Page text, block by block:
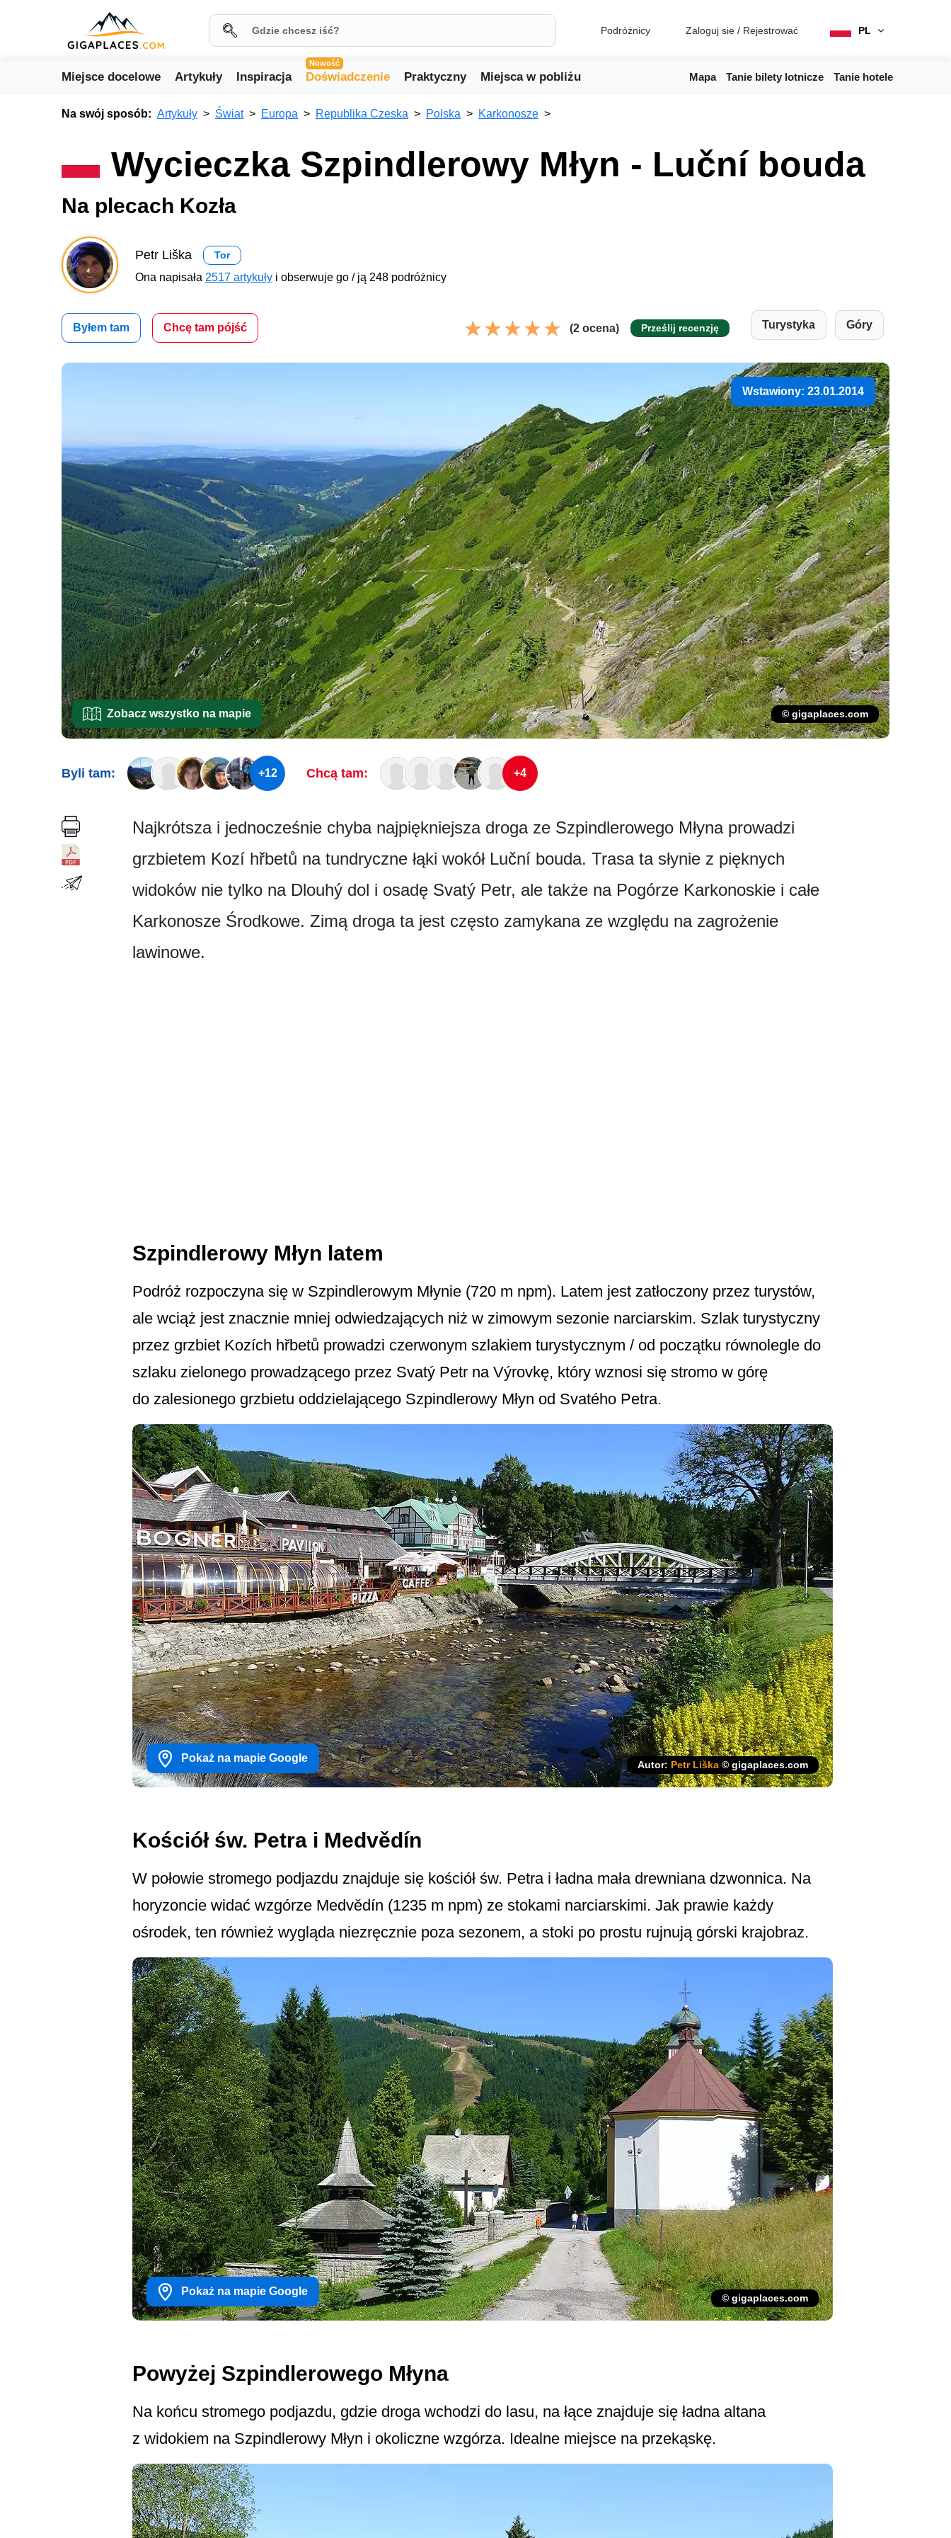
Podróżnicy Zaloguj sie / Rejestrować PL
Miejsce docelowe Artykuły Inspiracja
Nowość
Doświadczenie Praktyczny Miejsca w pobliżu Mapa Tanie bilety lotnicze Tanie hotele
Na swój sposób: Artykuły Świat Europa Republika Czeska Polska Karkonosze
Wycieczka Szpindlerowy Młyn - Luční bouda
Na plecach Kozła
Petr Liška Tor
Ona napisała 2517 artykuły i obserwuje go / ją 248 podróżnicy
Byłem tam Chcę tam pójść (2 ocena) Prześlij recenzję Turystyka Góry
Wstawiony: 23.01.2014
Zobacz wszystko na mapie © gigaplaces.com
Byli tam: +12 Chcą tam: +4
Najkrótsza i jednocześnie chyba najpiękniejsza droga ze Szpindlerowego Młyna prowadzi
grzbietem Kozí hřbetů na tundryczne łąki wokół Luční bouda. Trasa ta słynie z pięknych
widoków nie tylko na Dlouhý dol i osadę Svatý Petr, ale także na Pogórze Karkonoskie i całe
Karkonosze Środkowe. Zimą droga ta jest często zamykana ze względu na zagrożenie
lawinowe.
Szpindlerowy Młyn latem
Podróż rozpoczyna się w Szpindlerowym Młynie (720 m npm). Latem jest zatłoczony przez turystów,
ale wciąż jest znacznie mniej odwiedzających niż w zimowym sezonie narciarskim. Szlak turystyczny
przez grzbiet Kozích hřbetů prowadzi czerwonym szlakiem turystycznym / od początku równolegle do
szlaku zielonego prowadzącego przez Svatý Petr na Výrovkę, który wznosi się stromo w górę
do zalesionego grzbietu oddzielającego Szpindlerowy Młyn od Svatého Petra.
Pokaż na mapie Google
Autor: Petr Liška © gigaplaces.com
Kościół św. Petra i Medvědín
W połowie stromego podjazdu znajduje się kościół św. Petra i ładna mała drewniana dzwonnica. Na
horyzoncie widać wzgórze Medvědín (1235 m npm) ze stokami narciarskimi. Jak prawie każdy
ośrodek, ten również wygląda niezręcznie poza sezonem, a stoki po prostu rujnują górski krajobraz.
Pokaż na mapie Google
© gigaplaces.com
Powyżej Szpindlerowego Młyna
Na końcu stromego podjazdu, gdzie droga wchodzi do lasu, na łące znajduje się ładna altana
z widokiem na Szpindlerowy Młyn i okoliczne wzgórza. Idealne miejsce na przekąskę.